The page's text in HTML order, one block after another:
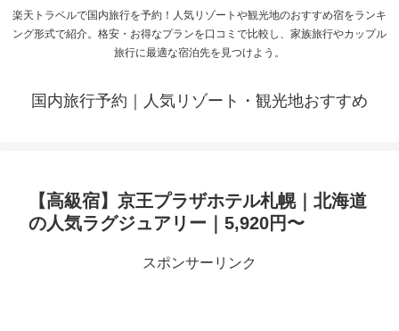
楽天トラベルで国内旅行を予約！人気リゾートや観光地のおすすめ宿をランキ
ング形式で紹介。格安・お得なプランを口コミで比較し、家族旅行やカップル
旅行に最適な宿泊先を見つけよう。
国内旅行予約｜人気リゾート・観光地おすすめ
【高級宿】京王プラザホテル札幌｜北海道
の人気ラグジュアリー｜5,920円〜
スポンサーリンク